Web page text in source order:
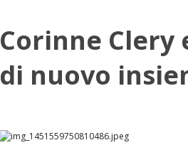
Corinne Clery
di nuovo